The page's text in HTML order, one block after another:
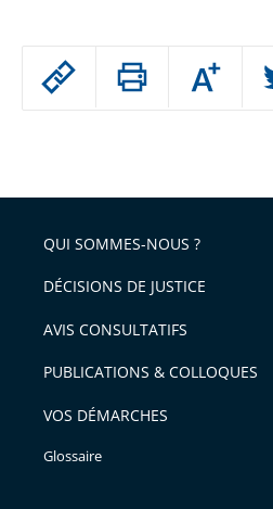
Passer
arriver
après
Augmenter
ou
l'article
pour
avant
QUI SOMMES-NOUS ?
DÉCISIONS DE JUSTICE
AVIS CONSULTATIFS
PUBLICATIONS & COLLOQUES
VOS DÉMARCHES
Glossaire